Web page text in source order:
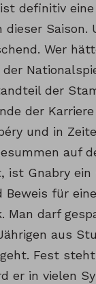
definitiv
dieser
Wer
der
der
und in
auf
ist Gnabry
Beweis für
Man darf
aus
Fest
er in vielen